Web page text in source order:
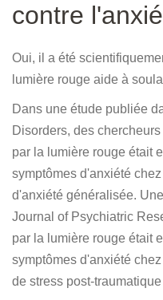
contre
Oui, il a été
lumière rouge aide à
Dans une étude publiée
Disorders, des
par la lumière rouge était
symptômes d'anxiété
d'anxiété généralisée.
Journal of Psychiatric
par la lumière rouge était
symptômes d'anxiété
de stress post-